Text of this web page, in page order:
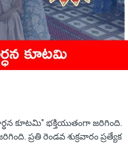
కూటమి" భక్తియుతంగా జరిగింది.
ప్రతి రెండవ శుక్రవారం ప్రత్యేక